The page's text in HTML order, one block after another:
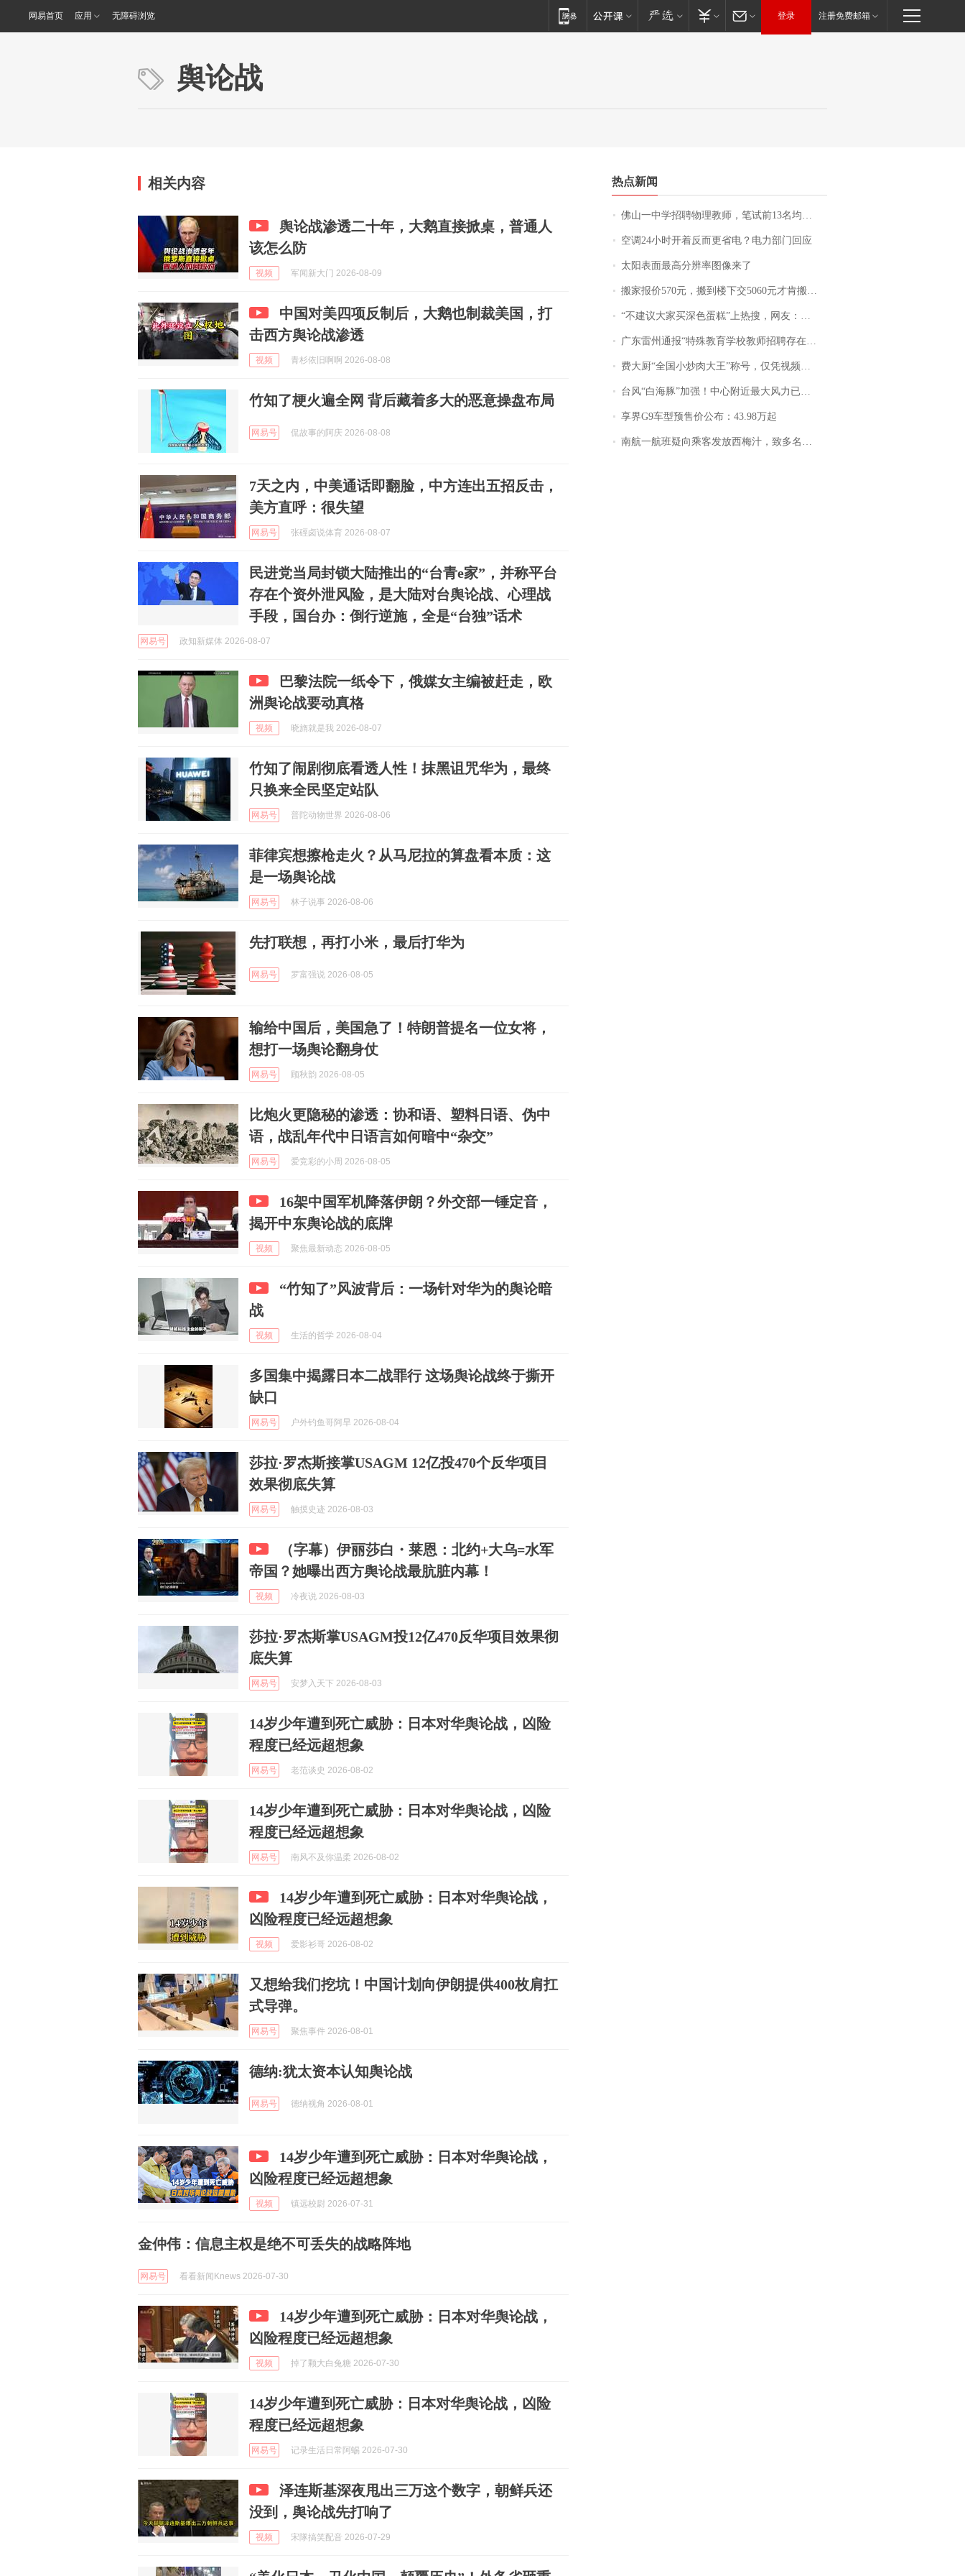
网易首页 应用 无障碍浏览 登录 注册免费邮箱
舆论战
相关内容
舆论战渗透二十年，大鹅直接掀桌，普通人
该怎么防
视频 军闻新大门 2026-08-09
中国对美四项反制后，大鹅也制裁美国，打
击西方舆论战渗透
视频 青杉依旧啊啊 2026-08-08
竹知了梗火遍全网 背后藏着多大的恶意操盘布局
网易号 侃故事的阿庆 2026-08-08
7天之内，中美通话即翻脸，中方连出五招反击，
美方直呼：很失望
网易号 张硜卤说体育 2026-08-07
民进党当局封锁大陆推出的“台青e家”，并称平台
存在个资外泄风险，是大陆对台舆论战、心理战
手段，国台办：倒行逆施，全是“台独”话术
网易号 政知新媒体 2026-08-07
巴黎法院一纸令下，俄媒女主编被赶走，欧
洲舆论战要动真格
视频 晓旓就是我 2026-08-07
竹知了闹剧彻底看透人性！抹黑诅咒华为，最终
只换来全民坚定站队
网易号 普陀动物世界 2026-08-06
菲律宾想擦枪走火？从马尼拉的算盘看本质：这
是一场舆论战
网易号 林子说事 2026-08-06
先打联想，再打小米，最后打华为
网易号 罗富强说 2026-08-05
输给中国后，美国急了！特朗普提名一位女将，
想打一场舆论翻身仗
网易号 顾秋韵 2026-08-05
比炮火更隐秘的渗透：协和语、塑料日语、伪中
语，战乱年代中日语言如何暗中“杂交”
网易号 爱竞彩的小周 2026-08-05
16架中国军机降落伊朗？外交部一锤定音，
揭开中东舆论战的底牌
视频 聚焦最新动态 2026-08-05
“竹知了”风波背后：一场针对华为的舆论暗
战
视频 生活的哲学 2026-08-04
多国集中揭露日本二战罪行 这场舆论战终于撕开
缺口
网易号 户外钓鱼哥阿旱 2026-08-04
莎拉·罗杰斯接掌USAGM 12亿投470个反华项目
效果彻底失算
网易号 触摸史迹 2026-08-03
（字幕）伊丽莎白・莱恩：北约+大乌=水军
帝国？她曝出西方舆论战最肮脏内幕！
视频 冷夜说 2026-08-03
莎拉·罗杰斯掌USAGM投12亿470反华项目效果彻
底失算
网易号 安梦入天下 2026-08-03
14岁少年遭到死亡威胁：日本对华舆论战，凶险
程度已经远超想象
网易号 老范谈史 2026-08-02
14岁少年遭到死亡威胁：日本对华舆论战，凶险
程度已经远超想象
网易号 南风不及你温柔 2026-08-02
14岁少年遭到死亡威胁：日本对华舆论战，
凶险程度已经远超想象
视频 爱影衫哥 2026-08-02
又想给我们挖坑！中国计划向伊朗提供400枚肩扛
式导弹。
网易号 聚焦事件 2026-08-01
德纳:犹太资本认知舆论战
网易号 德纳视角 2026-08-01
14岁少年遭到死亡威胁：日本对华舆论战，
凶险程度已经远超想象
视频 镇远校尉 2026-07-31
金仲伟：信息主权是绝不可丢失的战略阵地
网易号 看看新闻Knews 2026-07-30
14岁少年遭到死亡威胁：日本对华舆论战，
凶险程度已经远超想象
视频 掉了颗大白兔糖 2026-07-30
14岁少年遭到死亡威胁：日本对华舆论战，凶险
程度已经远超想象
网易号 记录生活日常阿蜴 2026-07-30
泽连斯基深夜甩出三万这个数字，朝鲜兵还
没到，舆论战先打响了
视频 宋隊搞笑配音 2026-07-29
热点新闻
佛山一中学招聘物理教师，笔试前13名均遭淘汰？教育局：已叫停招聘，成立调查组全面核查
空调24小时开着反而更省电？电力部门回应
太阳表面最高分辨率图像来了
搬家报价570元，搬到楼下交5060元才肯搬上楼！女子傻眼了……
“不建议大家买深色蛋糕”上热搜，网友：天塌了！
广东雷州通报“特殊教育学校教师招聘存在违规行为”：已启动问责程序 副校长被停职
费大厨“全国小炒肉大王”称号，仅凭视频评出？中国烹饪协会回应
台风“白海豚”加强！中心附近最大风力已达15级 最新研判
享界G9车型预售价公布：43.98万起
南航一航班疑向乘客发放西梅汁，致多名乘客在飞行途中排队上厕所！乘客：机上100多人只有2个厕所；客服回应：并非每架飞机都会发放西梅汁